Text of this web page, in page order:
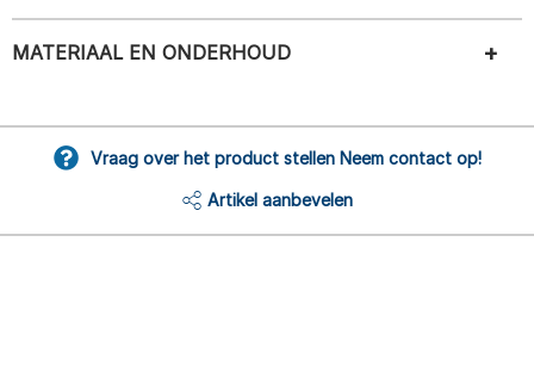
MATERIAAL EN ONDERHOUD
Vraag over het product stellen Neem contact op!
Artikel aanbevelen